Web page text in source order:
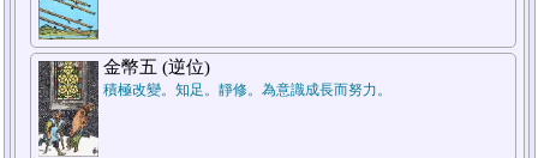
5.週遭狀況
金幣五 (逆位)
積極改變。知足。靜修。為意識成長而努力。